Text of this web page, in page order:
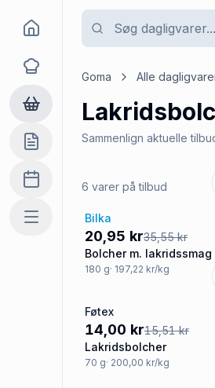
Goma
Opskrifter
Dagligvarer
Indkøbslisten
Madplan
Mere
Goma Alle
Sammenlign aktuelle
6 varer på tilbud
-41%
Bilka
20,95 kr35,55 kr
Bolcher m. lakridssmag
180 g· 197,22 kr/kg
-10%
Føtex
14,00 kr15,51 kr
Lakridsbolcher
70 g· 200,00 kr/kg